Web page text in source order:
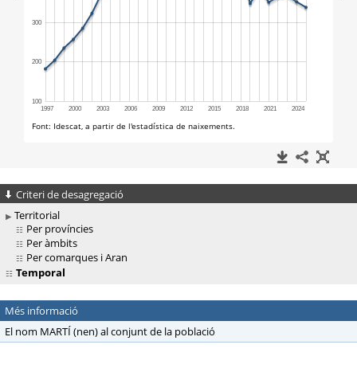
Criteri de desagregació
Territorial
Per províncies
Per àmbits
Per comarques i Aran
Temporal
Més informació
El nom MARTÍ (nen) al conjunt de la població